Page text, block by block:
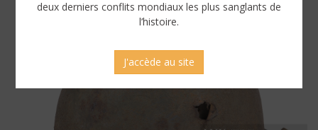
deux derniers conflits mondiaux les plus sanglants de
l’histoire.
J'accède au site